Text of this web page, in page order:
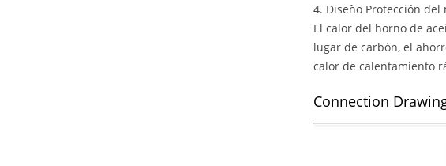
4. Diseño Protección
El calor del horno de
lugar de carbón, el
calor de calentamiento
Connection